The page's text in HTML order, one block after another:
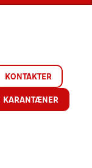
KONTAKTER
KARANTÆNER